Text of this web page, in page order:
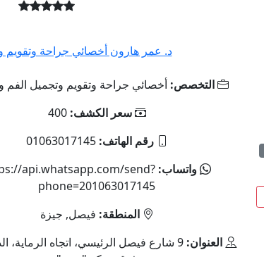
د. عمر هارون أخصائي جراحة وتقويم
التخصص: أخصائي جراحة وتقويم وتجميل الفم
سعر الكشف:400
رقم الهاتف:01063017145
واتساب: api.whatsapp.com/send?
phone=201063017145
المنطقة: فيصل, جيزة
العنوان:
9 شارع فيصل الرئيسي، اتجاه الرماية،